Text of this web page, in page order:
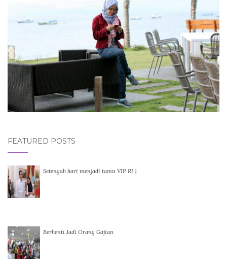
FEATURED POSTS
Setengah hari menjadi tamu VIP RI 1
Berhenti Jadi Orang Gajian